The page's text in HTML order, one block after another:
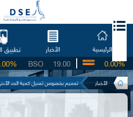
الرئيسية الأخبار تطبيق
19.00
BSO 0.00%
الأخبار تعميم بخصوص تعديل كمية الحد